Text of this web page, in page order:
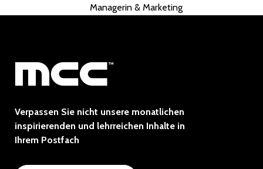
Managerin & Marketing
Verpassen Sie nicht unsere monatlichen
inspirierenden und lehrreichen Inhalte in
Ihrem Postfach